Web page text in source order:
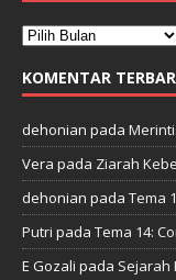
KOMENTAR
dehonian pada
Vera pada Ziarah
dehonian pada Tema
Putri pada Tema 14:
E Gozali pada Sejarah